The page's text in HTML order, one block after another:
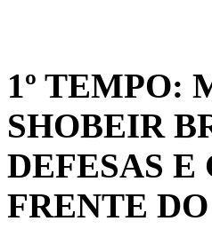
1º TEMPO:
SHOBEIR
DEFESAS
FRENTE